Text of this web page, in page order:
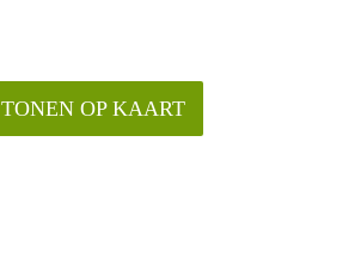
TONEN OP KAART